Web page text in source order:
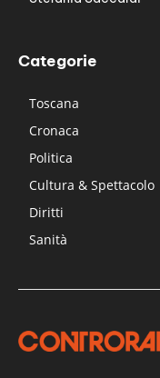
Categorie
Toscana
Cronaca
Politica
Cultura & Spettacolo
Diritti
Sanità